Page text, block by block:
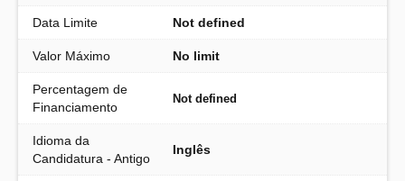
Data Limite Not defined
Valor Máximo No limit
Percentagem de
Financiamento
Not defined
Idioma da
Candidatura - Antigo
Inglês